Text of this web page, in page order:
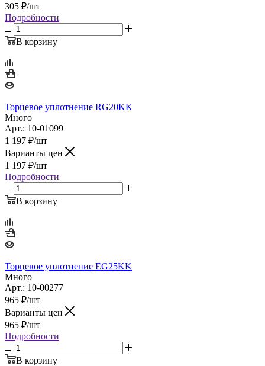
305 ₽/шт
Подробности
В корзину
Торцевое уплотнение RG20KK
Много
Арт.: 10-01099
1 197 ₽/шт
Варианты цен
1 197 ₽/шт
Подробности
В корзину
Торцевое уплотнение EG25KK
Много
Арт.: 10-00277
965 ₽/шт
Варианты цен
965 ₽/шт
Подробности
В корзину